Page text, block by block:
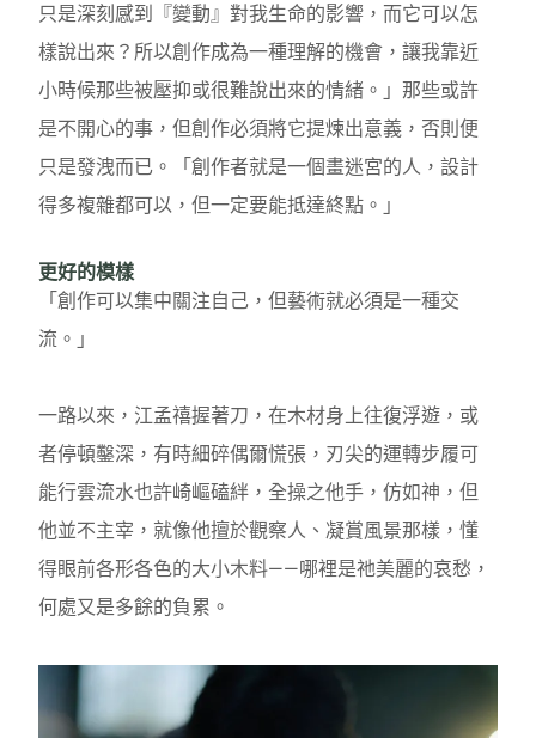
只是深刻感到『變動』對我生命的影響，而它可以怎
樣說出來？所以創作成為一種理解的機會，讓我靠近
小時候那些被壓抑或很難說出來的情緒。」那些或許
是不開心的事，但創作必須將它提煉出意義，否則便
只是發洩而已。「創作者就是一個畫迷宮的人，設計
得多複雜都可以，但一定要能抵達終點。」
更好的模樣
「創作可以集中關注自己，但藝術就必須是一種交
流。」
一路以來，江孟禧握著刀，在木材身上往復浮遊，或
者停頓鑿深，有時細碎偶爾慌張，刃尖的運轉步履可
能行雲流水也許崎嶇磕絆，全操之他手，仿如神，但
他並不主宰，就像他擅於觀察人、凝賞風景那樣，懂
得眼前各形各色的大小木料——哪裡是祂美麗的哀愁，
何處又是多餘的負累。